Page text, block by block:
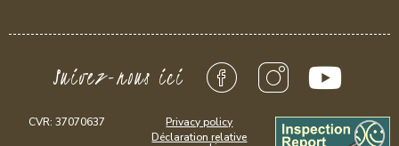
Suivez-nous ici
CVR: 37070637
Privacy policy
Déclaration relative